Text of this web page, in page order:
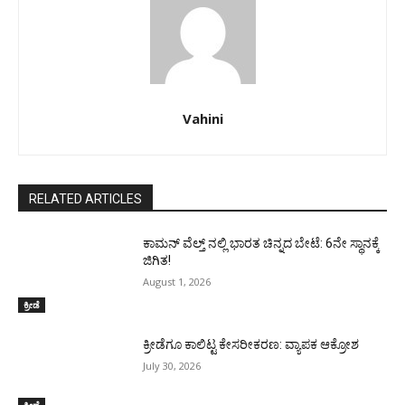
Vahini
RELATED ARTICLES
ಕ್ರೀಡೆ
ಕಾಮನ್ ವೆಲ್ತ್ ನಲ್ಲಿ ಭಾರತ ಚಿನ್ನದ ಬೇಟೆ: 6ನೇ ಸ್ಥಾನಕ್ಕೆ
ಜಿಗಿತ!
August 1, 2026
ಕ್ರೀಡೆಗೂ ಕಾಲಿಟ್ಟ ಕೇಸರೀಕರಣ: ವ್ಯಾಪಕ ಆಕ್ರೋಶ
July 30, 2026